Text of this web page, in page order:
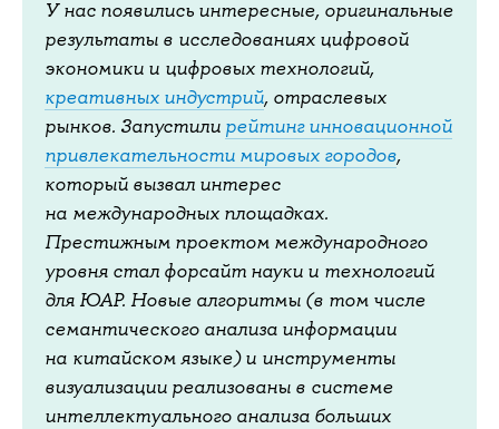
У нас появились интересные, оригинальные
результаты в исследованиях цифровой
экономики и цифровых технологий,
креативных индустрий, отраслевых
рынков. Запустили рейтинг инновационной
привлекательности мировых городов,
который вызвал интерес
на международных площадках.
Престижным проектом международного
уровня стал форсайт науки и технологий
для ЮАР. Новые алгоритмы (в том числе
семантического анализа информации
на китайском языке) и инструменты
визуализации реализованы в системе
интеллектуального анализа больших